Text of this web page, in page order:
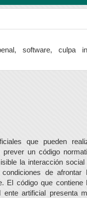
software, culpa in
que pueden
un código
la interacción social
de afrontar
El código que contiene
ente artificial presenta